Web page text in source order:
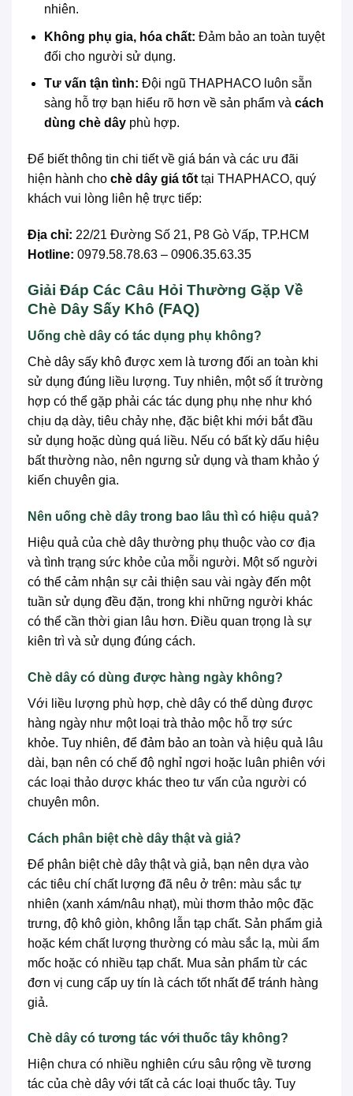
nhiên.
Không phụ gia, hóa chất: Đảm bảo an toàn tuyệt
đối cho người sử dụng.
Tư vấn tận tình: Đội ngũ THAPHACO luôn sẵn
sàng hỗ trợ bạn hiểu rõ hơn về sản phẩm và cách
dùng chè dâyphù hợp.
Để biết thông tin chi tiết về giá bán và các ưu đãi
hiện hành cho chè dây giá tốt tại THAPHACO, quý
khách vui lòng liên hệ trực tiếp:
Địa chỉ: 22/21 Đường Số 21, P8 Gò Vấp, TP.HCM
Hotline: 0979.58.78.63 – 0906.35.63.35
Giải Đáp Các Câu Hỏi Thường Gặp Về
Chè Dây Sấy Khô (FAQ)
Uống chè dây có tác dụng phụ không?
Chè dây sấy khô được xem là tương đối an toàn khi
sử dụng đúng liều lượng. Tuy nhiên, một số ít trường
hợp có thể gặp phải các tác dụng phụ nhẹ như khó
chịu dạ dày, tiêu chảy nhẹ, đặc biệt khi mới bắt đầu
sử dụng hoặc dùng quá liều. Nếu có bất kỳ dấu hiệu
bất thường nào, nên ngưng sử dụng và tham khảo ý
kiến chuyên gia.
Nên uống chè dây trong bao lâu thì có hiệu quả?
Hiệu quả của chè dây thường phụ thuộc vào cơ địa
và tình trạng sức khỏe của mỗi người. Một số người
có thể cảm nhận sự cải thiện sau vài ngày đến một
tuần sử dụng đều đặn, trong khi những người khác
có thể cần thời gian lâu hơn. Điều quan trọng là sự
kiên trì và sử dụng đúng cách.
Chè dây có dùng được hàng ngày không?
Với liều lượng phù hợp, chè dây có thể dùng được
hàng ngày như một loại trà thảo mộc hỗ trợ sức
khỏe. Tuy nhiên, để đảm bảo an toàn và hiệu quả lâu
dài, bạn nên có chế độ nghỉ ngơi hoặc luân phiên với
các loại thảo dược khác theo tư vấn của người có
chuyên môn.
Cách phân biệt chè dây thật và giả?
Để phân biệt chè dây thật và giả, bạn nên dựa vào
các tiêu chí chất lượng đã nêu ở trên: màu sắc tự
nhiên (xanh xám/nâu nhạt), mùi thơm thảo mộc đặc
trưng, độ khô giòn, không lẫn tạp chất. Sản phẩm giả
hoặc kém chất lượng thường có màu sắc lạ, mùi ẩm
mốc hoặc có nhiều tạp chất. Mua sản phẩm từ các
đơn vị cung cấp uy tín là cách tốt nhất để tránh hàng
giả.
Chè dây có tương tác với thuốc tây không?
Hiện chưa có nhiều nghiên cứu sâu rộng về tương
tác của chè dây với tất cả các loại thuốc tây. Tuy